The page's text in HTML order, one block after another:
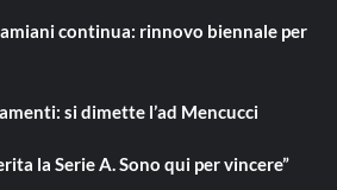
continua: rinnovo biennale per
si dimette l’ad Mencucci
la Serie A. Sono qui per vincere”